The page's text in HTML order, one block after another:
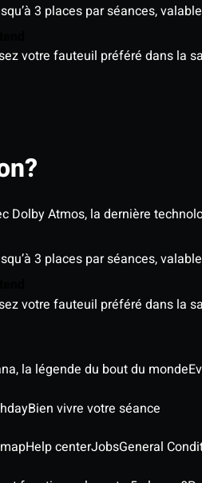
3 places par séances,
votre fauteuil préféré dans la
Dolby Atmos, la dernière
3 places par séances,
votre fauteuil préféré dans la
la légende du bout du monde
Bien vivre votre séance
Help centerJobsGeneral